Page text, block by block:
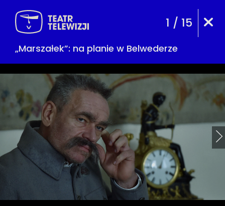
„Marszałek”: na planie w Belwederze
1 / 15